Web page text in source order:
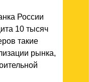
России
10 тысяч
такие
рынка,